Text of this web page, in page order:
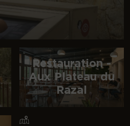
Restauration -
Aux Plateau du
Razal